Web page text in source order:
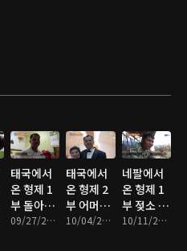
태국에서
온 형제 1
부 돌아와
요 슈퍼맨!
09/27/2016 • 45분
태국에서
온 형제 2
부 어머니
의 도시락,
10/04/2016 • 47분
네팔에서
온 형제 1
부 젖소 아
빠와 코끼
10/11/2016 • 45분